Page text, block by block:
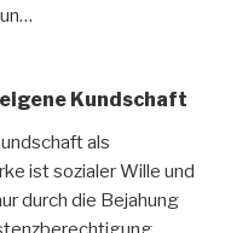
Kundschaft
als
ist sozialer Wille und
durch die Bejahung